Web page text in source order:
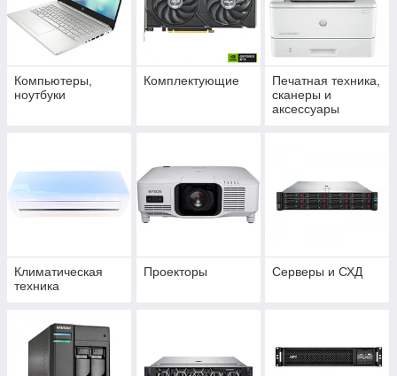
Компьютеры,
ноутбуки
Комплектующие
Печатная техника,
сканеры и
аксессуары
Климатическая
техника
Проекторы Серверы и СХД